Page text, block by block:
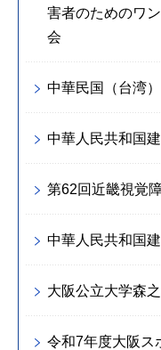
害者のためのワ
会
中華民国（台湾
中華人民共和国
第62回近畿視覚
中華人民共和国
大阪公立大学森
令和7年度大阪ス